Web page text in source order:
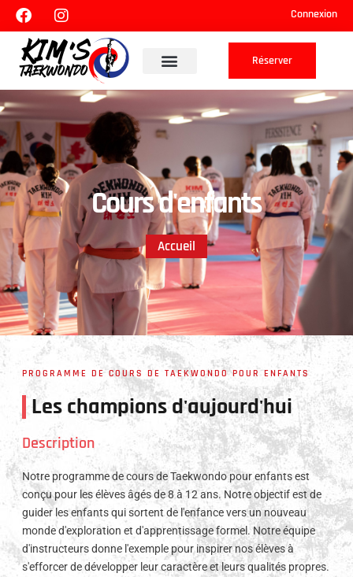
Connexion
Réserver
Cours d'enfants
Accueil
PROGRAMME DE COURS DE TAEKWONDO POUR ENFANTS
Les champions d'aujourd'hui
Description
Notre programme de cours de Taekwondo pour enfants est
conçu pour les élèves âgés de 8 à 12 ans. Notre objectif est de
guider les enfants qui sortent de l'enfance vers un nouveau
monde d'exploration et d'apprentissage formel. Notre équipe
d'instructeurs donne l'exemple pour inspirer nos élèves à
s'efforcer de développer leur caractère et leurs qualités propres.